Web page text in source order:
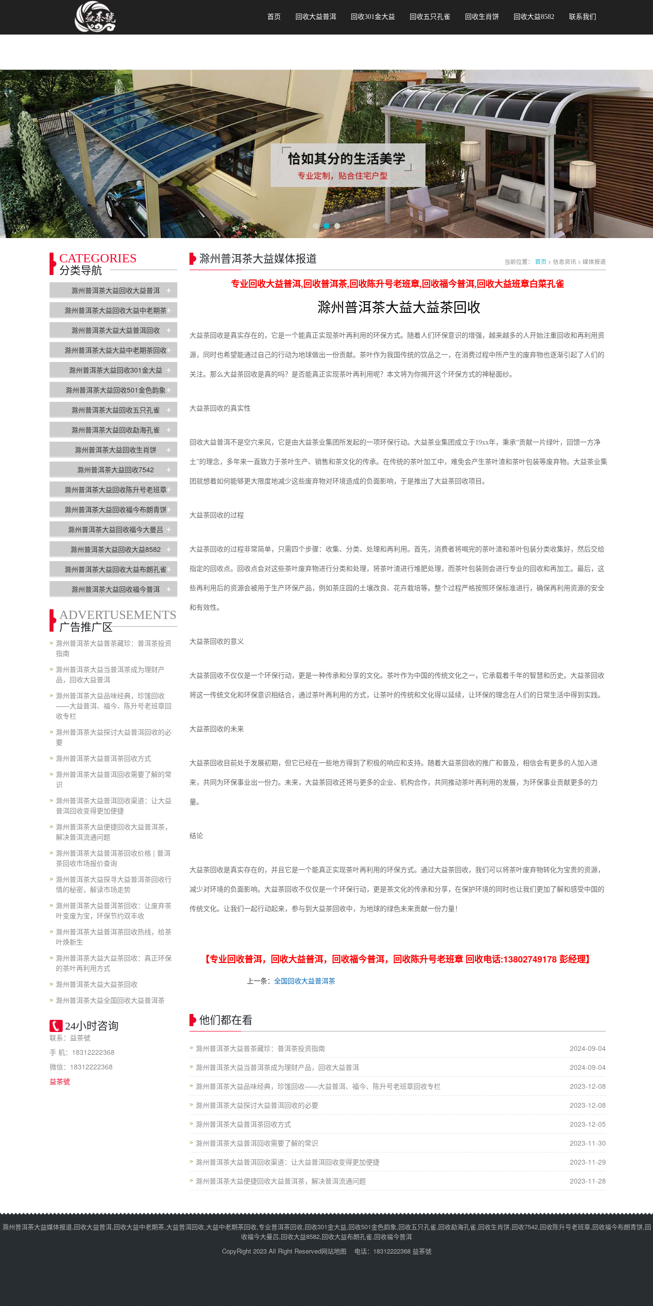
首页 回收大益普洱 回收301金大益 回收五只孔雀 回收生肖饼 回收大益8582 联系我们
滁州普洱茶大益媒体报道 当前位置： 首页 > 信息资讯 > 媒体报道
专业回收大益普洱,回收普洱茶,回收陈升号老班章,回收福今普洱,回收大益班章白菜孔雀
滁州普洱茶大益大益茶回收
大益茶回收是真实存在的，它是一个能真正实现茶叶再利用的环保方式。随着人们环保意识的增强，越来越多的人开始注重回收和再利用资
源，同时也希望能通过自己的行动为地球做出一份贡献。茶叶作为我国传统的饮品之一，在消费过程中所产生的废弃物也逐渐引起了人们的
关注。那么大益茶回收是真的吗？是否能真正实现茶叶再利用呢？本文将为你揭开这个环保方式的神秘面纱。
大益茶回收的真实性
回收大益普洱不是空穴来风，它是由大益茶业集团所发起的一项环保行动。大益茶业集团成立于19xx年，秉承“贡献一片绿叶，回馈一方净
土”的理念，多年来一直致力于茶叶生产、销售和茶文化的传承。在传统的茶叶加工中，难免会产生茶叶渣和茶叶包装等废弃物。大益茶业集
团就想着如何能够更大限度地减少这些废弃物对环境造成的负面影响，于是推出了大益茶回收项目。
大益茶回收的过程
大益茶回收的过程非常简单，只需四个步骤：收集、分类、处理和再利用。首先，消费者将喝完的茶叶渣和茶叶包装分类收集好，然后交给
指定的回收点。回收点会对这些茶叶废弃物进行分类和处理，将茶叶渣进行堆肥处理，而茶叶包装则会进行专业的回收和再加工。最后，这
些再利用后的资源会被用于生产环保产品，例如茶庄园的土壤改良、花卉栽培等。整个过程严格按照环保标准进行，确保再利用资源的安全
和有效性。
大益茶回收的意义
大益茶回收不仅仅是一个环保行动，更是一种传承和分享的文化。茶叶作为中国的传统文化之一，它承载着千年的智慧和历史。大益茶回收
将这一传统文化和环保意识相结合，通过茶叶再利用的方式，让茶叶的传统和文化得以延续，让环保的理念在人们的日常生活中得到实践。
大益茶回收的未来
大益茶回收目前处于发展初期，但它已经在一些地方得到了积极的响应和支持。随着大益茶回收的推广和普及，相信会有更多的人加入进
来，共同为环保事业出一份力。未来，大益茶回收还将与更多的企业、机构合作，共同推动茶叶再利用的发展，为环保事业贡献更多的力
量。
结论
大益茶回收是真实存在的，并且它是一个能真正实现茶叶再利用的环保方式。通过大益茶回收，我们可以将茶叶废弃物转化为宝贵的资源，
减少对环境的负面影响。大益茶回收不仅仅是一个环保行动，更是茶文化的传承和分享，在保护环境的同时也让我们更加了解和感受中国的
传统文化。让我们一起行动起来，参与到大益茶回收中，为地球的绿色未来贡献一份力量！
【专业回收普洱，回收大益普洱，回收福今普洱，回收陈升号老班章 回收电话:13802749178 彭经理】
上一条： 全国回收大益普洱茶
他们都在看
滁州普洱茶大益普茶藏珍：普洱茶投资指南
2024-09-04
滁州普洱茶大益当普洱茶成为理财产品，回收大益普洱
2024-09-04
滁州普洱茶大益品味经典，珍馐回收——大益普洱、福今、陈升号老班章回收专栏
2023-12-08
滁州普洱茶大益探讨大益普洱回收的必要
2023-12-08
滁州普洱茶大益普洱茶回收方式
2023-12-05
滁州普洱茶大益普洱回收需要了解的常识
2023-11-30
滁州普洱茶大益普洱回收渠道：让大益普洱回收变得更加便捷
2023-11-29
滁州普洱茶大益便捷回收大益普洱茶，解决普洱流通问题
2023-11-28
CATEGORIES
分类导航
滁州普洱茶大益回收大益普洱 +
滁州普洱茶大益回收大益中老期茶+
滁州普洱茶大益大益普洱回收 +
滁州普洱茶大益大益中老期茶回收+
滁州普洱茶大益回收301金大益 +
滁州普洱茶大益回收501金色韵象+
滁州普洱茶大益回收五只孔雀 +
滁州普洱茶大益回收勐海孔雀 +
滁州普洱茶大益回收生肖饼 +
滁州普洱茶大益回收7542 +
滁州普洱茶大益回收陈升号老班章+
滁州普洱茶大益回收福今布朗青饼+
滁州普洱茶大益回收福今大曼吕 +
滁州普洱茶大益回收大益8582 +
滁州普洱茶大益回收大益布朗孔雀+
滁州普洱茶大益回收福今普洱 +
ADVERTUSEMENTS
广告推广区
滁州普洱茶大益普茶藏珍：普洱茶投资
指南
滁州普洱茶大益当普洱茶成为理财产
品，回收大益普洱
滁州普洱茶大益品味经典，珍馐回收
——大益普洱、福今、陈升号老班章回
收专栏
滁州普洱茶大益探讨大益普洱回收的必
要
滁州普洱茶大益普洱茶回收方式
滁州普洱茶大益普洱回收需要了解的常
识
滁州普洱茶大益普洱回收渠道：让大益
普洱回收变得更加便捷
滁州普洱茶大益便捷回收大益普洱茶，
解决普洱流通问题
滁州普洱茶大益普洱茶回收价格 | 普洱
茶回收市场报价查询
滁州普洱茶大益探寻大益普洱茶回收行
情的秘密，解读市场走势
滁州普洱茶大益普洱茶回收：让废弃茶
叶变废为宝，环保节约双丰收
滁州普洱茶大益普洱茶回收热线，给茶
叶焕新生
滁州普洱茶大益大益茶回收：真正环保
的茶叶再利用方式
滁州普洱茶大益大益茶回收
滁州普洱茶大益全国回收大益普洱茶
24小时咨询
联系：益茶號
手 机：18312222368
微信：18312222368
益茶號
滁州普洱茶大益媒体报道,回收大益普洱,回收大益中老期茶,大益普洱回收,大益中老期茶回收,专业普洱茶回收,回收301金大益,回收501金色韵象,回收五只孔雀,回收勐海孔雀,回收生肖饼,回收7542,回收陈升号老班章,回收福今布朗青饼,回
收福今大曼吕,回收大益8582,回收大益布朗孔雀,回收福今普洱
CopyRight 2023 All Right Reserved网站地图 电话：18312222368 益茶號